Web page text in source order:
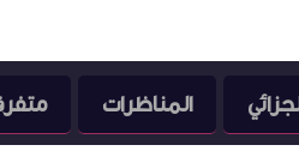
المناظرات